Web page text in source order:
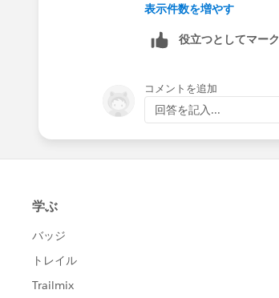
表示件数を増やす
役立つとしてマーク
コメントを追加
回答を記入...